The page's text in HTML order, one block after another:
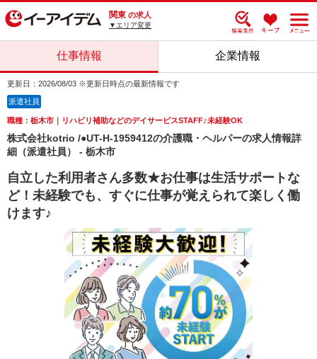
関東 の求人
▼エリア変更
仕事情報 企業情報
更新日：2026/08/03 ※更新日時点の最新情報です
派遣社員
職種：栃木市｜リハビリ補助などのデイサービスSTAFF♪未経験OK
株式会社kotrio /●UT-H-1959412の介護職・ヘルパーの求人情報詳
細（派遣社員） - 栃木市
自立した利用者さん多数★お仕事は生活サポートな
ど！未経験でも、すぐに仕事が覚えられて楽しく働
けます♪